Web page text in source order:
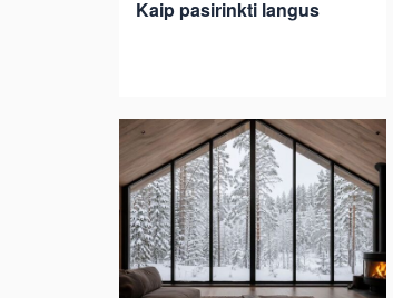
Kaip pasirinkti langus